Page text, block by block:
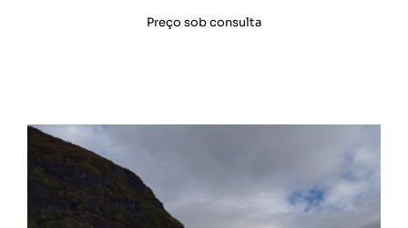
Preço sob consulta